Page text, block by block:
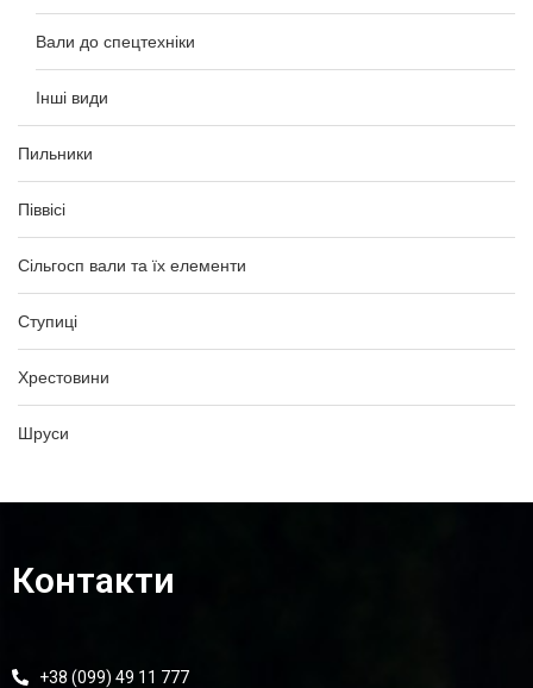
Вали до спецтехніки
Інші види
Пильники
Піввісі
Сільгосп вали та їх елементи
Ступиці
Хрестовини
Шруси
Контакти
+38 (099) 49 11 777